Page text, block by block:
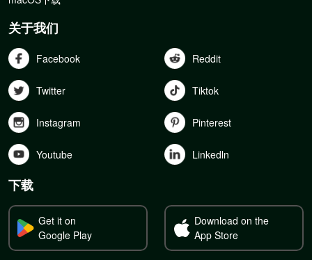
关于我们
Facebook Reddit
Twitter Tiktok
Instagram Pinterest
Youtube Linkedln
下载
Get it on
Google Play
Download on the
App Store